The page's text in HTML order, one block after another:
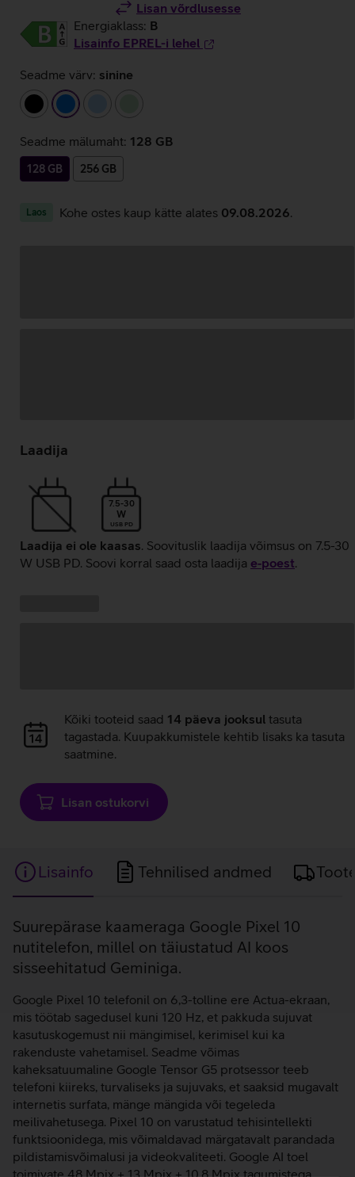
Lisan võrdlusesse
Energiaklass: B
Lisainfo EPREL-i lehel
Seadme värv: sinine
must
sinine
Seadme mälumaht: 128 GB
128 GB 256 GB
Laos Kohe ostes kaup kätte alates 09.08.2026
laadimine
Laadija
7.5-30
W
USB PD
Laadija ei ole kaasas. Soovituslik laadija võimsus on 7.5-30
W USB PD. Soovi korral saad osta laadija e‑poest.
Andmete
laadimine
Kõiki tooteid saad 14 päeva jooksul tasuta
tagastada. Kuupakkumistele kehtib lisaks ka tasuta
saatmine.
Lisan ostukorvi
Lisainfo Tehnilised andmed
Lisainfo
Suurepärase kaameraga Google Pixel 10
nutitelefon, millel on täiustatud AI koos
sisseehitatud Geminiga.
Google Pixel 10 telefonil on 6,3-tolline ere Actua-ekraan,
mis töötab sagedusel kuni 120 Hz, et pakkuda sujuvat
kasutuskogemust nii mängimisel, kerimisel kui ka
rakenduste vahetamisel. Seadme võimas
kaheksatuumaline Google Tensor G5 protsessor teeb
telefoni kiireks, turvaliseks ja sujuvaks, et saaksid mugavalt
internetis surfata, mänge mängida või tegeleda
meilivahetusega. Pixel 10 on varustatud tehisintellekti
funktsioonidega, mis võimaldavad märgatavalt parandada
pildistamisvõimalusi ja videokvaliteeti. Google AI toel
toimivate 48 Mpix + 13 Mpix + 10.8 Mpix tagumistega